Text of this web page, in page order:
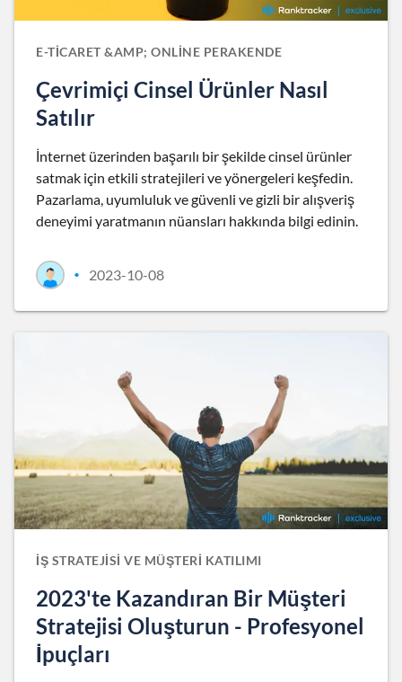
E-TICARET &AMP; ONLINE PERAKENDE
Çevrimiçi Cinsel Ürünler Nasıl
Satılır
İnternet üzerinden başarılı bir şekilde cinsel ürünler
satmak için etkili stratejileri ve yönergeleri keşfedin.
Pazarlama, uyumluluk ve güvenli ve gizli bir alışveriş
deneyimi yaratmanın nüansları hakkında bilgi edinin.
• 2023-10-08
İŞ STRATEJISI VE MÜŞTERI KATILIMI
2023'te Kazandıran Bir Müşteri
Stratejisi Oluşturun - Profesyonel
İpuçları